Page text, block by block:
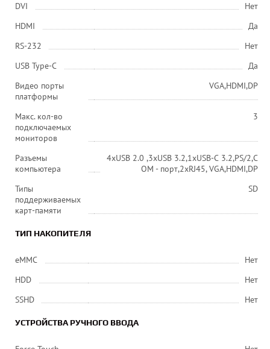
DVI
Нет
HDMI
Да
RS-232
Нет
USB Type-C
Да
Видео порты
платформы
VGA,HDMI,DP
Макс. кол-во
подключаемых
мониторов
3
Разъемы
компьютера
4хUSB 2.0 ,3хUSB 3.2,1хUSB-С 3.2,PS/2,C
OM - порт,2хRJ45, VGA,HDMI,DP
Типы
поддерживаемых
карт-памяти
SD
ТИП НАКОПИТЕЛЯ
eMMC
Нет
HDD
Нет
SSHD
Нет
УСТРОЙСТВА РУЧНОГО ВВОДА